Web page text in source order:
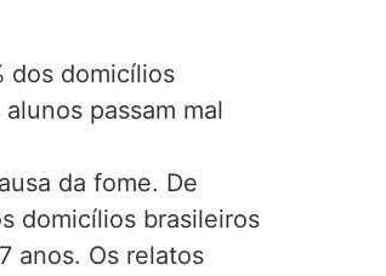
dos domicílios
passam mal
da fome. De
domicílios brasileiros
anos. Os relatos